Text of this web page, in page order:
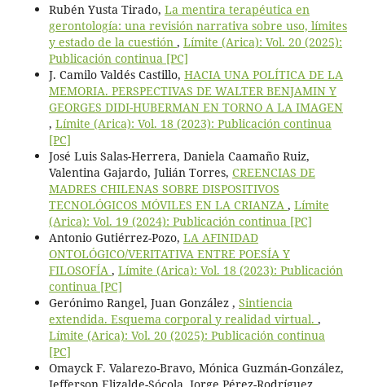
Rubén Yusta Tirado, La mentira terapéutica en
gerontología: una revisión narrativa sobre uso, límites
y estado de la cuestión , Límite (Arica): Vol. 20 (2025):
Publicación continua [PC]
J. Camilo Valdés Castillo, HACIA UNA POLÍTICA DE LA
MEMORIA. PERSPECTIVAS DE WALTER BENJAMIN Y
GEORGES DIDI-HUBERMAN EN TORNO A LA IMAGEN
, Límite (Arica): Vol. 18 (2023): Publicación continua
[PC]
José Luis Salas-Herrera, Daniela Caamaño Ruiz,
Valentina Gajardo, Julián Torres, CREENCIAS DE
MADRES CHILENAS SOBRE DISPOSITIVOS
TECNOLÓGICOS MÓVILES EN LA CRIANZA , Límite
(Arica): Vol. 19 (2024): Publicación continua [PC]
Antonio Gutiérrez-Pozo, LA AFINIDAD
ONTOLÓGICO/VERITATIVA ENTRE POESÍA Y
FILOSOFÍA , Límite (Arica): Vol. 18 (2023): Publicación
continua [PC]
Gerónimo Rangel, Juan González , Sintiencia
extendida. Esquema corporal y realidad virtual. ,
Límite (Arica): Vol. 20 (2025): Publicación continua
[PC]
Omayck F. Valarezo-Bravo, Mónica Guzmán-González,